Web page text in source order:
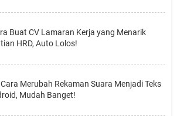
Buat CV Lamaran Kerja yang Menarik
HRD, Auto Lolos!
Merubah Rekaman Suara Menjadi Teks
Mudah Banget!